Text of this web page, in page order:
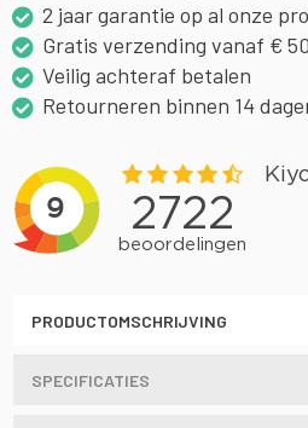
2 jaar garantie op al onze
Gratis verzending vanaf €
Veilig achteraf betalen
Retourneren binnen 14
PRODUCTOMSCHRIJVING
SPECIFICATIES